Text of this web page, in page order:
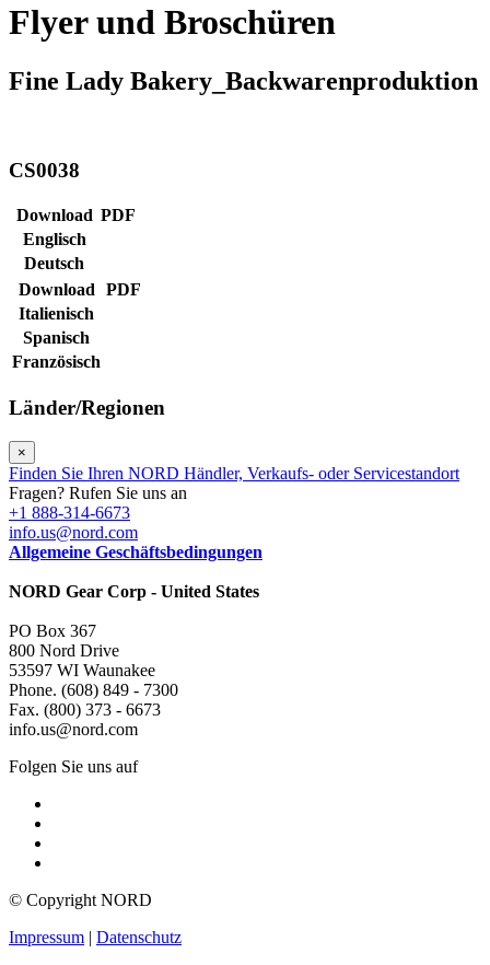
Flyer und Broschüren
Fine Lady Bakery_Backwarenproduktion
CS0038
Download PDF
Englisch
Deutsch
Download
PDF
Italienisch
Spanisch
Französisch
Länder/Regionen
×
Finden Sie Ihren NORD Händler, Verkaufs- oder Servicestandort
Fragen? Rufen Sie uns an
+1 888-314-6673
info.us@nord.com
Allgemeine Geschäftsbedingungen
NORD Gear Corp - United States
PO Box 367
800 Nord Drive
53597 WI Waunakee
Phone. (608) 849 - 7300
Fax. (800) 373 - 6673
info.us@nord.com
Folgen Sie uns auf
© Copyright NORD
Impressum | Datenschutz